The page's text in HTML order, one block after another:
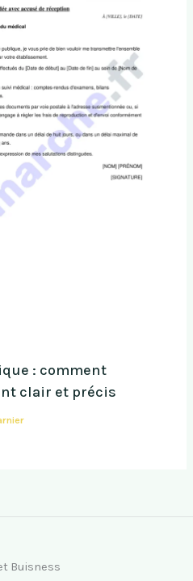
: comment
clair et précis
Buisness